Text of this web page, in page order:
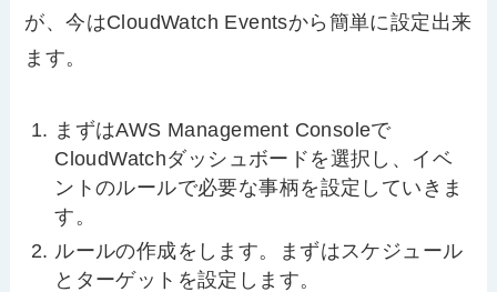
が、今はCloudWatch Eventsから簡単に設定出来
ます。
まずはAWS Management Consoleで
CloudWatchダッシュボードを選択し、イベ
ントのルールで必要な事柄を設定していきま
す。
ルールの作成をします。まずはスケジュール
とターゲットを設定します。